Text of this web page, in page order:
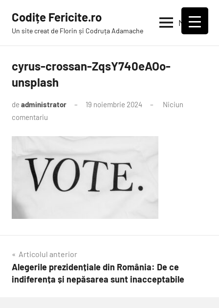
conținut
Codițe Fericite.ro
Un site creat de Florin și Codruța Adamache
Meniu
cyrus-crossan-ZqsY740eAOo-
unsplash
de administrator 19 noiembrie 2024
Niciun
comentariu
Navigare
în
Articolul anterior
Alegerile prezidențiale din România: De ce
indiferența și nepăsarea sunt inacceptabile